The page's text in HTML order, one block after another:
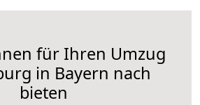
für Ihren Umzug
in Bayern nach
bieten